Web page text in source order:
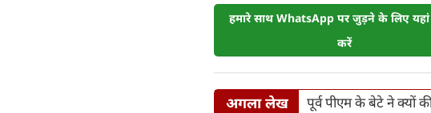
हमारे साथ WhatsApp पर जुड़ने के लिए
करें
अगला लेख पूर्व पीएम के बेटे ने क्‍यों